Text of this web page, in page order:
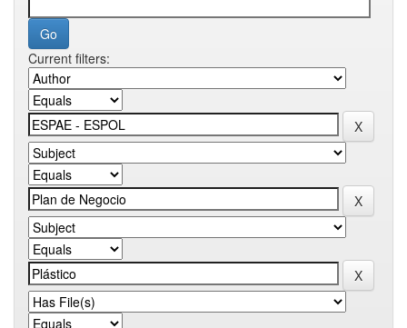
Current filters: